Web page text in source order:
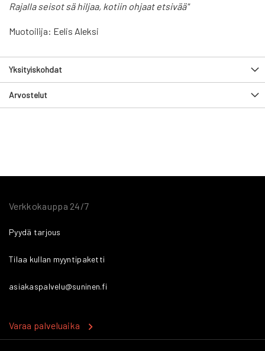
Rajalla seisot sä hiljaa, kotiin ohjaat etsivää"
Muotoilija: Eelis Aleksi
Yksityiskohdat
Arvostelut
Verkkokauppa 24/7
Pyydä tarjous
Tilaa kullan myyntipaketti
asiakaspalvelu@suninen.fi
Varaa palveluaika